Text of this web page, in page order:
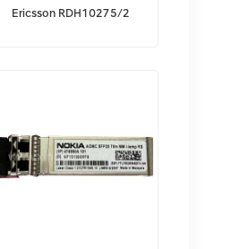
Ericsson RDH10275/2